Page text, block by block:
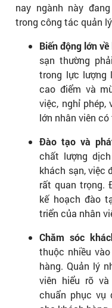
nay ngành này
trong công tác quản
Biến động lớn
sạn thường
trong lực lượng
cao điểm và
việc, nghỉ
lớn nhân viên
Đào tạo và
chất lượng
khách sạn, việc
rất quan trọng.
kế hoạch đào
triển của nhân
Chăm sóc
thuộc nhiều
hàng. Quản lý
viên hiểu rõ
chuẩn phục vụ